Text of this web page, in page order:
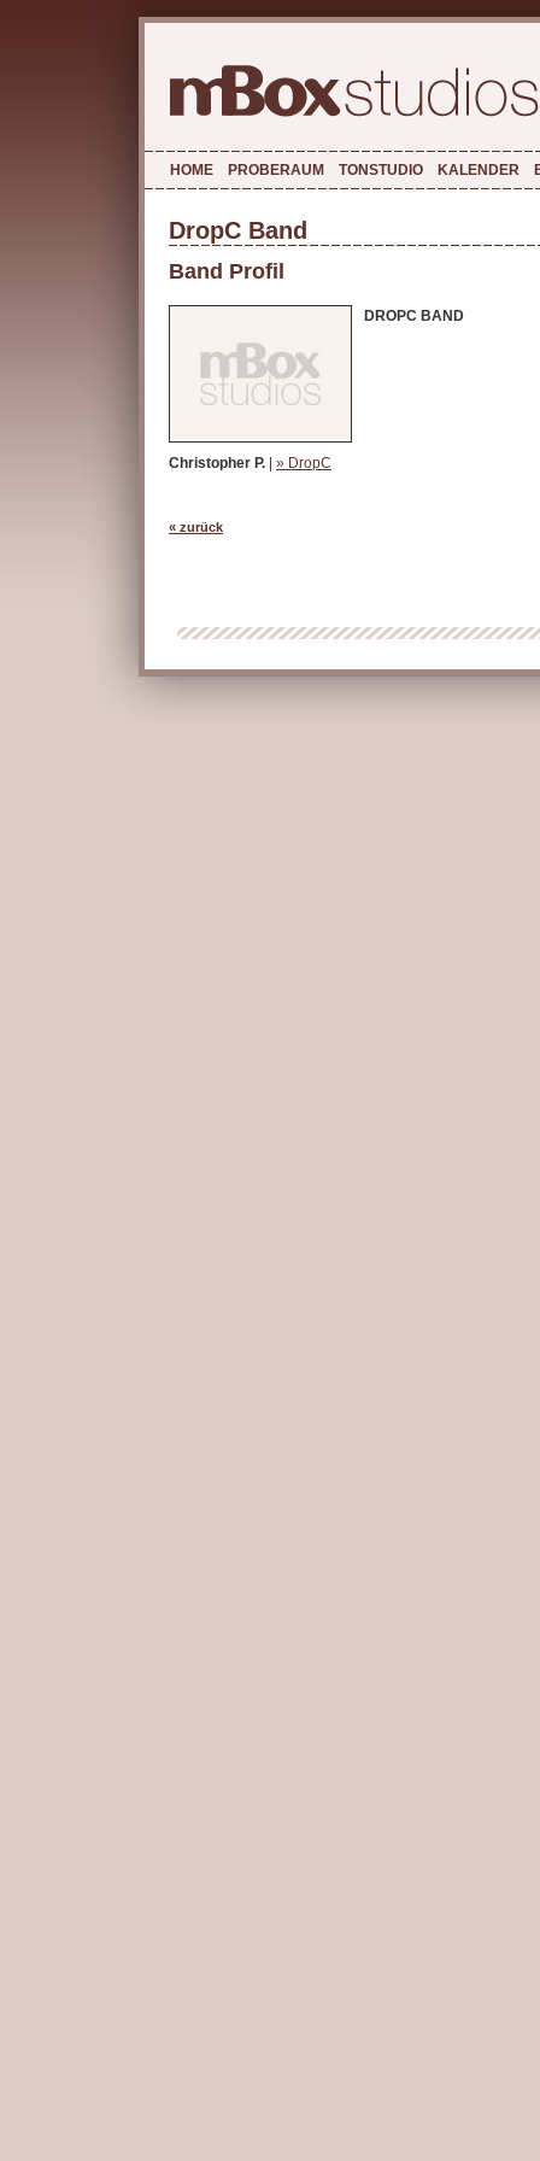
HOME PROBERAUM TONSTUDIO KALENDER
DropC Band
Band Profil
DROPC BAND
Christopher P. » DropC
« zurück